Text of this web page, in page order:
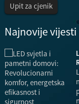
Upit za cjenik
Najnovije vijesti